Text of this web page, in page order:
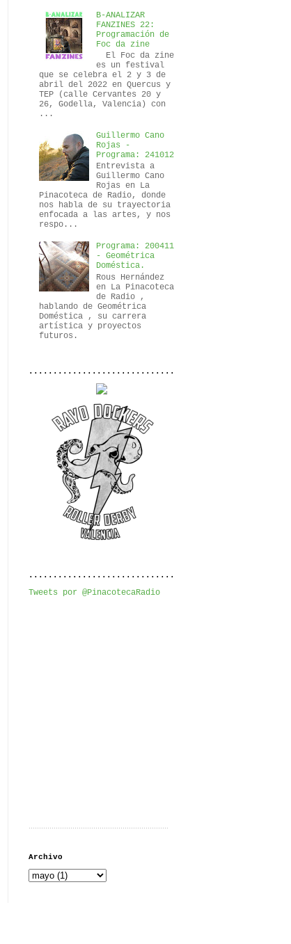
B-ANALIZAR
FANZINES 22:
Programación de
Foc da zine
El Foc da zine
es un festival
que se celebra el 2 y 3 de
abril del 2022 en Quercus y
TEP (calle Cervantes 20 y
26, Godella, Valencia) con
...
Guillermo Cano
Rojas -
Programa: 241012
Entrevista a
Guillermo Cano
Rojas en La
Pinacoteca de Radio, donde
nos habla de su trayectoria
enfocada a las artes, y nos
respo...
Programa: 200411
- Geométrica
Doméstica.
Rous Hernández
en La Pinacoteca
de Radio ,
hablando de Geométrica
Doméstica , su carrera
artística y proyectos
futuros.
..............................
..............................
Tweets por @PinacotecaRadio
Archivo